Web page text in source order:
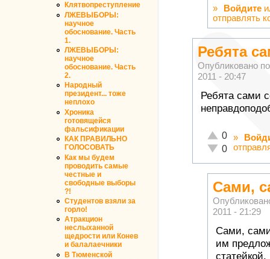
Клятвопреступление
ЛЖЕВЫБОРЫ:
научное
обоснование. Часть
1.
ЛЖЕВЫБОРЫ:
научное
обоснование. Часть
2.
Народный
президент... тоже
неплохо
Хроника
готовящейся
фальсификации
КАК ПРАВИЛЬНО
ГОЛОСОВАТЬ
Как мы будем
проводить самые
честные и
свободные выборы
?!
Студентов взяли за
горло!
Атракцион
неслыханной
щедрости или Конев
и балалаечники
В Тюменской
» Войдите
отправлять
Ребята
Опубликовано
2011 - 20:47
Ребята сами
Отлично!
0
Неадекватно!
0
»
Сами,
2011 - 21:29
Сами,
им